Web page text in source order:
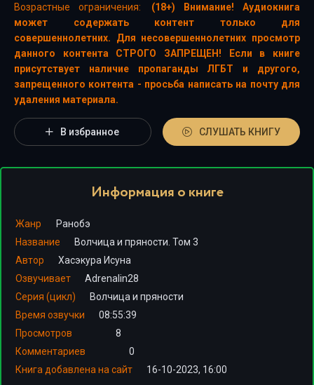
Возрастные ограничения:
(18+) Внимание! Аудиокнига
может содержать контент только для
совершеннолетних. Для несовершеннолетних просмотр
данного контента СТРОГО ЗАПРЕЩЕН! Если в книге
присутствует наличие пропаганды ЛГБТ и другого,
запрещенного контента - просьба написать на почту для
удаления материала.
В избранное СЛУШАТЬ КНИГУ
Информация о книге
Жанр
Ранобэ
Название
Волчица и пряности. Том 3
Автор
Хасэкура Исуна
Озвучивает
Adrenalin28
Серия (цикл)
Волчица и пряности
Время озвучки
08:55:39
Просмотров
8
Комментариев
0
Книга добавлена на сайт
16-10-2023, 16:00